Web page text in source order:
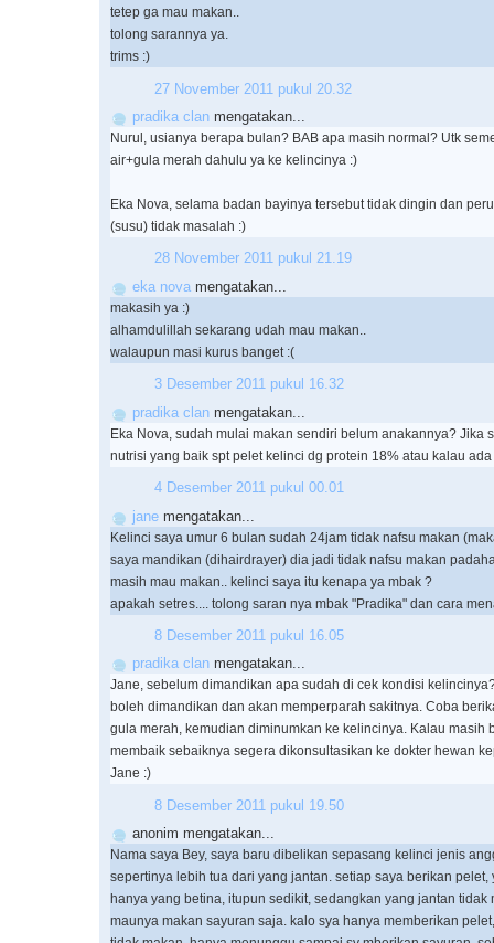
tetep ga mau makan..
tolong sarannya ya.
trims :)
27 November 2011 pukul 20.32
pradika clan mengatakan...
Nurul, usianya berapa bulan? BAB apa masih normal? Utk
air+gula merah dahulu ya ke kelincinya :)
Eka Nova, selama badan bayinya tersebut tidak dingin dan
(susu) tidak masalah :)
28 November 2011 pukul 21.19
eka nova mengatakan...
makasih ya :)
alhamdulillah sekarang udah mau makan..
walaupun masi kurus banget :(
3 Desember 2011 pukul 16.32
pradika clan mengatakan...
Eka Nova, sudah mulai makan sendiri belum anakannya? Jika
nutrisi yang baik spt pelet kelinci dg protein 18% atau kalau
4 Desember 2011 pukul 00.01
jane mengatakan...
Kelinci saya umur 6 bulan sudah 24jam tidak nafsu makan
saya mandikan (dihairdrayer) dia jadi tidak nafsu makan
masih mau makan.. kelinci saya itu kenapa ya mbak ?
apakah setres.... tolong saran nya mbak "Pradika" dan cara
8 Desember 2011 pukul 16.05
pradika clan mengatakan...
Jane, sebelum dimandikan apa sudah di cek kondisi
boleh dimandikan dan akan memperparah sakitnya. Coba
gula merah, kemudian diminumkan ke kelincinya. Kalau masih
membaik sebaiknya segera dikonsultasikan ke dokter hewan
Jane :)
8 Desember 2011 pukul 19.50
anonim mengatakan...
Nama saya Bey, saya baru dibelikan sepasang kelinci jenis
sepertinya lebih tua dari yang jantan. setiap saya berikan pelet,
hanya yang betina, itupun sedikit, sedangkan yang jantan tidak
maunya makan sayuran saja. kalo sya hanya memberikan